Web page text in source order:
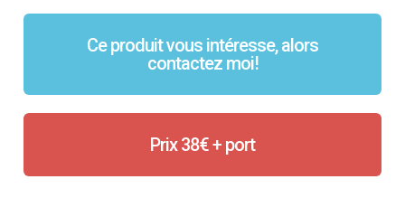
Ce produit vous intéresse, alors
contactez moi!
Prix 38€ + port